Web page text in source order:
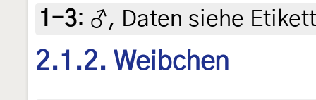
1-3: ♂, Daten siehe
2.1.2. Weibchen